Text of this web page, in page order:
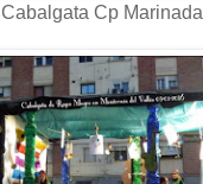
Cabalgata Cp Marinada